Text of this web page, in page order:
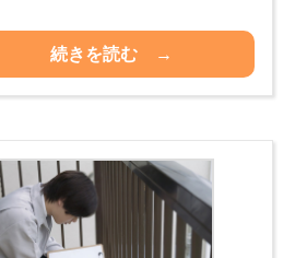
続きを読む →